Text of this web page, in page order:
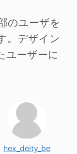
のユーザを
。デザイン
ユーザーに
hex_deity_be